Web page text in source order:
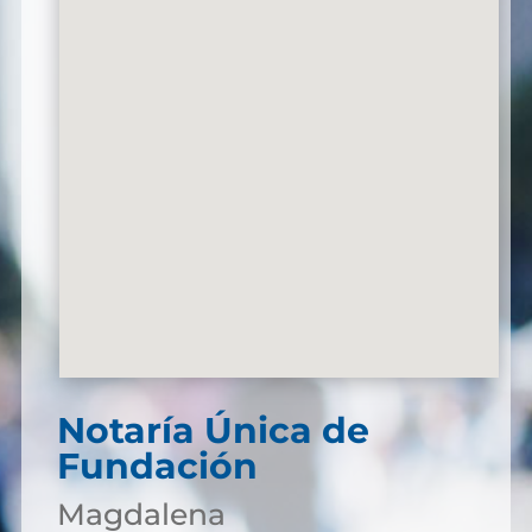
Notaría Única de
Fundación
Magdalena